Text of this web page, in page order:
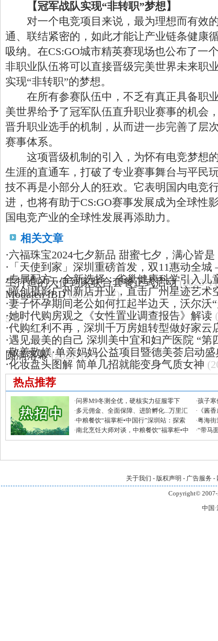
【冠军战队实现“非转职”梦想】
对一个电竞项目来说，最为理想而有效
通、联结紧密的，如此才能让产业链条健康
吸纳。在CS:GO城市精英赛现场也公布了一
非职业队伍将可以直接晋级完美世界未来职
实现“非转职”的梦想。
在所有参赛队伍中，不乏有真正具备职
美世界给予了冠军队伍直升职业赛事的机会
晋升职业选手的机制，从而进一步完善了层
赛事体系。
这项晋级机制的引入，为怀有电竞梦想
生涯的直通车，打破了专业赛事舞台与平民
技不再是小部分人的狂欢。它表明国内电竞
进，也将有助于CS:GO赛事发展成为全球性
国电竞产业的全球性发展再添助力。
相关文章
·六福珠宝2024七夕新品 甜蜜七夕，满心皆
· 「天使到家」深圳重磅首发，双11惠动全
生打造的天使到家联合套餐正式启动 (2023-
·专属配方，全新选择：雀巢健康科学引入儿
Modulen IBD (2023-4-17)
·瞳创摄影广州新店开业，直击广州星迹艺术
·妻子怀孕期间老公如何扛起半边天，沃尔沃
5-5)
·她时代购房观之《女性置业调查报告》解读
·代购红利不再，深圳千万房姐转型做好家云
·遇见最美的自己 深圳美中宜和妇产医院 “第
圆满落幕 (2021-11-1)
·敬善敬媄·单亲妈妈公益项目暨德美荟启动
·化妆盘头图解 简单几招就能变身气质女神
热点推荐
·问界M9冬测全优，硬核实力征服零下
30°C极寒
·孩子寒
荐
·多元佣金、全面保障、进阶孵化...万里汇
发布全球合伙人招募令
· 《酱
·中粮餐饮“福掌柜•中国行”深圳站：探索
南北风味融合创新的活力密码
·粤海街
动圆满
·南北烹饪大师对谈，中粮餐饮“福掌柜•中
国行”深圳站共话京粤菜系融合之美
·“带马
场主题
关于我们 - 版权声明 - 广告服务 -
Copyright©
中国